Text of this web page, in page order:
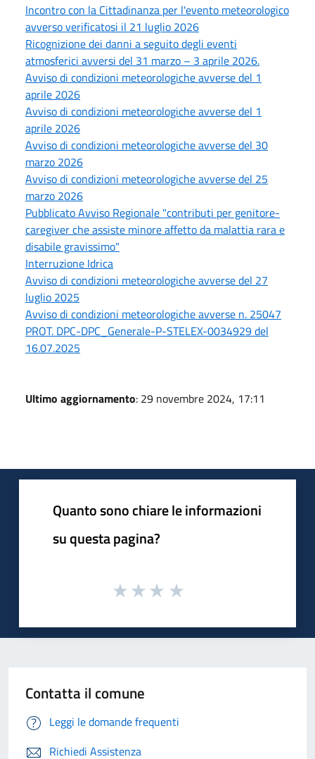
Incontro con la Cittadinanza per l'evento meteorologico
avverso verificatosi il 21 luglio 2026
Ricognizione dei danni a seguito degli eventi
atmosferici avversi del 31 marzo – 3 aprile 2026.
Avviso di condizioni meteorologiche avverse del 1
aprile 2026
Avviso di condizioni meteorologiche avverse del 1
aprile 2026
Avviso di condizioni meteorologiche avverse del 30
marzo 2026
Avviso di condizioni meteorologiche avverse del 25
marzo 2026
Pubblicato Avviso Regionale "contributi per genitore-
caregiver che assiste minore affetto da malattia rara e
disabile gravissimo"
Interruzione Idrica
Avviso di condizioni meteorologiche avverse del 27
luglio 2025
Avviso di condizioni meteorologiche avverse n. 25047
PROT. DPC-DPC_Generale-P-STELEX-0034929 del
16.07.2025
Ultimo aggiornamento: 29 novembre 2024, 17:11
Quanto sono chiare le informazioni
su questa pagina?
Contatta il comune
Leggi le domande frequenti
Richiedi Assistenza